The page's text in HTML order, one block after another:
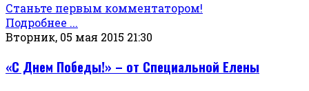
Станьте первым комментатором!
Подробнее ...
Вторник, 05 мая 2015 21:30
«С Днем Победы!» – от Специальной Елены